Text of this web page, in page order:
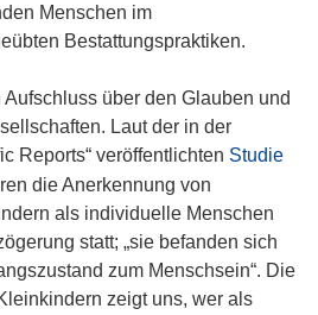
Menschen im
Bestattungspraktiken.
über den Glauben und
Laut der in der
Reports“ veröffentlichten Studie(
n
die Anerkennung von
als individuelle Menschen
statt; „sie befanden sich
zum Menschsein“. Die
zeigt uns, wer als